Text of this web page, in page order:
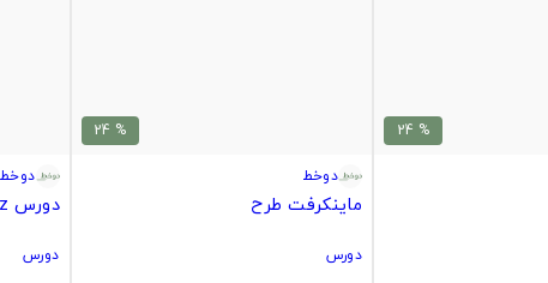
% 24
% 24
دوخط
ماینکرفت طرح
دورس
دوخط
دورس Ateez
دورس